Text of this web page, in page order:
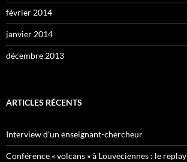
février 2014
janvier 2014
décembre 2013
ARTICLES RÉCENTS
Interview d’un enseignant-chercheur
Conférence « volcans » à Louveciennes : le replay